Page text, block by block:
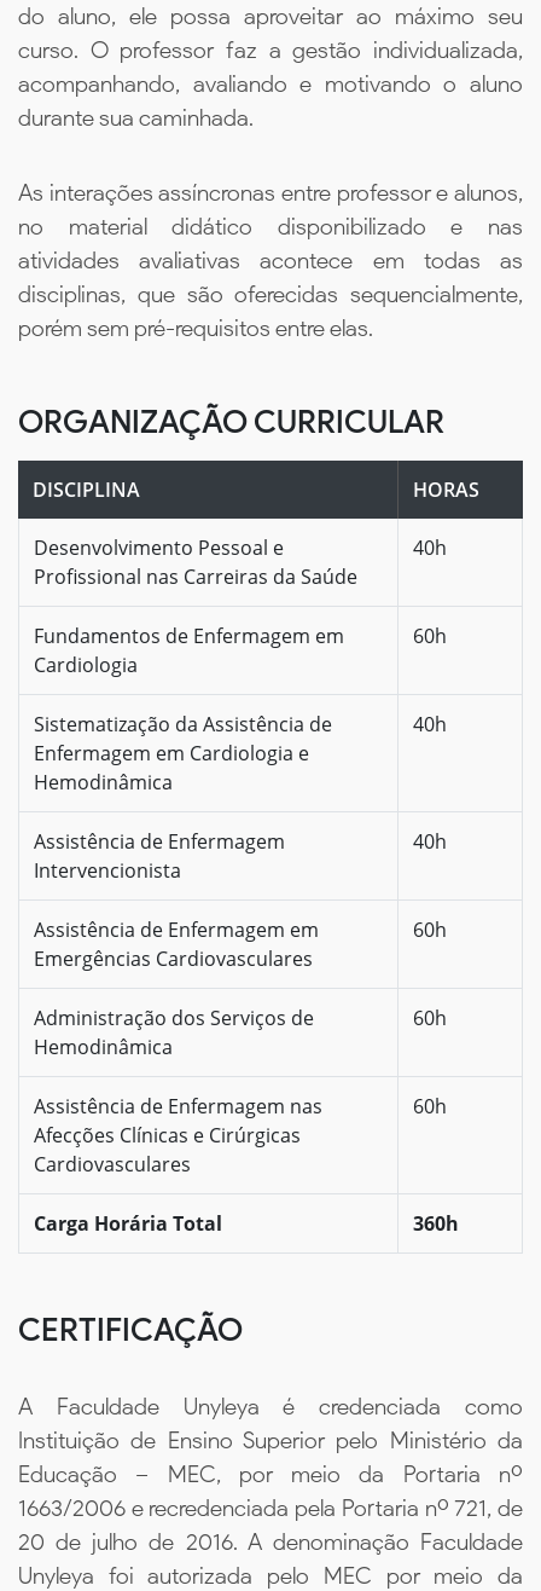
do aluno, ele possa aproveitar ao máximo seu
curso. O professor faz a gestão individualizada,
acompanhando, avaliando e motivando o aluno
durante sua caminhada.
As interações assíncronas entre professor e alunos,
no material didático disponibilizado e nas
atividades avaliativas acontece em todas as
disciplinas, que são oferecidas sequencialmente,
porém sem pré-requisitos entre elas.
ORGANIZAÇÃO CURRICULAR
DISCIPLINA HORAS
Desenvolvimento Pessoal e
Profissional nas Carreiras da Saúde
40h
Fundamentos de Enfermagem em
Cardiologia
60h
Sistematização da Assistência de
Enfermagem em Cardiologia e
Hemodinâmica
40h
Assistência de Enfermagem
Intervencionista
40h
Assistência de Enfermagem em
Emergências Cardiovasculares
60h
Administração dos Serviços de
Hemodinâmica
60h
Assistência de Enfermagem nas
Afecções Clínicas e Cirúrgicas
Cardiovasculares
60h
Carga Horária Total 360h
CERTIFICAÇÃO
A Faculdade Unyleya é credenciada como
Instituição de Ensino Superior pelo Ministério da
Educação – MEC, por meio da Portaria nº
1663/2006 e recredenciada pela Portaria nº 721, de
20 de julho de 2016. A denominação Faculdade
Unyleya foi autorizada pelo MEC por meio da